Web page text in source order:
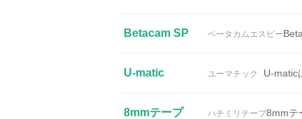
Betacam SP ベータカムエスピー
U-matic ユーマチック U-matic
8mmテープ ハチミリテープ8mmテ